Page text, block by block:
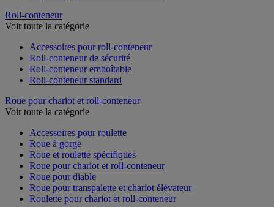
Roll-conteneur
Voir toute la catégorie
Accessoires pour roll-conteneur
Roll-conteneur de sécurité
Roll-conteneur emboîtable
Roll-conteneur standard
Roue pour chariot et roll-conteneur
Voir toute la catégorie
Accessoires pour roulette
Roue à gorge
Roue et roulette spécifiques
Roue pour chariot et roll-conteneur
Roue pour diable
Roue pour transpalette et chariot élévateur
Roulette pour chariot et roll-conteneur